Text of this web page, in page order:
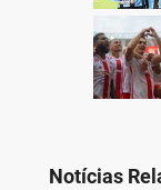
Notícias